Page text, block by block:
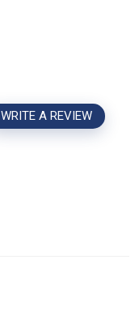
WRITE A REVIEW